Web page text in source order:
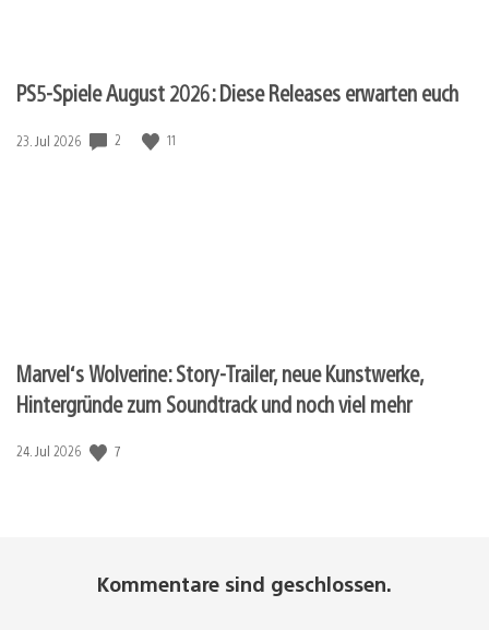
PS5-Spiele August 2026: Diese Releases erwarten euch
Veröffentlichungsdatum:
23. Jul 2026 2 11
Marvel‘s Wolverine: Story-Trailer, neue Kunstwerke,
Hintergründe zum Soundtrack und noch viel mehr
Veröffentlichungsdatum:
24. Jul 2026 7
Kommentare sind geschlossen.